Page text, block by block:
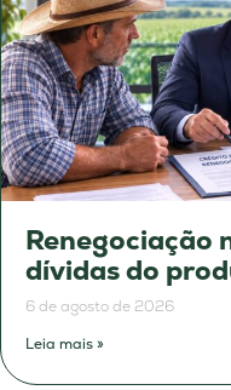
Renegociação
dívidas do
6 de agosto de 2026
Leia mais »